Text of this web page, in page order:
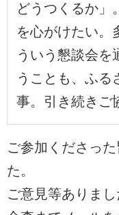
どうつくるか」
を心がけたい。
ういう懇談会を
うことも、ふる
事。引き続きご
ご参加くださっ
た。
ご意見等ありま